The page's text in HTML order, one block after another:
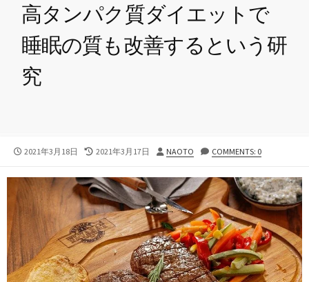
高タンパク質ダイエットで
睡眠の質も改善するという研
究
公
日
2021年3月18日
最
更
新
日
2021年3月17日
投
者
NAOTO COMMENTS: 0